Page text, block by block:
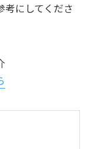
にしてくださ